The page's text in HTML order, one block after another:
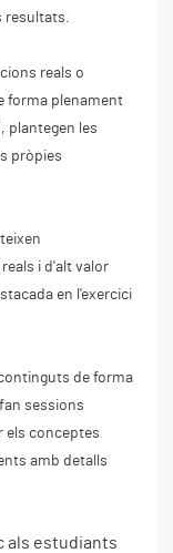
resultats.
reals o
forma plenament
plantegen les
pròpies
i d'alt valor
en l'exercici
de forma
sessions
els conceptes
amb detalls
als estudiants